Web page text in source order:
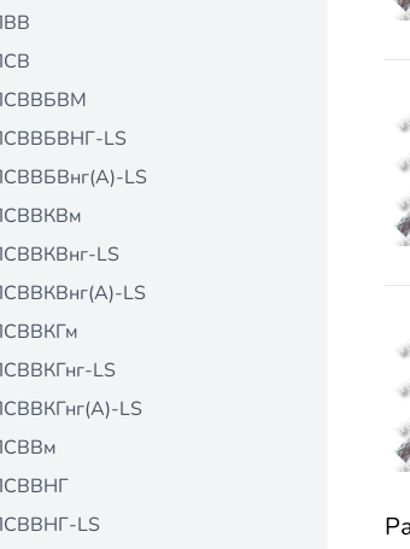
LS
LS
LS
LS
LS
LS
LS